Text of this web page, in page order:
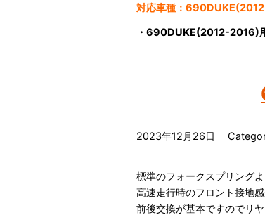
対応車種：
・690DUKE(2012-2016)
2023年12月26日
標準のフォークスプリング
高速走行時のフロント接地
前後交換が基本ですのでリ